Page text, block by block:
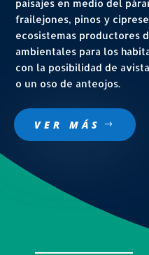
paisajes en medio del
frailejones, pinos y
ecosistemas productores
ambientales para los
con la posibilidad de
o un oso de anteojos.
VER MÁS